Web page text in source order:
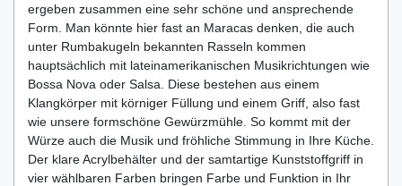
ergeben zusammen eine sehr schöne und ansprechende
Form. Man könnte hier fast an Maracas denken, die auch
unter Rumbakugeln bekannten Rasseln kommen
hauptsächlich mit lateinamerikanischen Musikrichtungen wie
Bossa Nova oder Salsa. Diese bestehen aus einem
Klangkörper mit körniger Füllung und einem Griff, also fast
wie unsere formschöne Gewürzmühle. So kommt mit der
Würze auch die Musik und fröhliche Stimmung in Ihre Küche.
Der klare Acrylbehälter und der samtartige Kunststoffgriff in
vier wählbaren Farben bringen Farbe und Funktion in Ihr